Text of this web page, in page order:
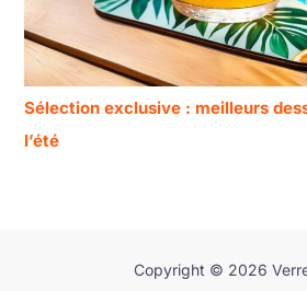
Sélection exclusive : meilleurs
l’été
Copyright © 2026